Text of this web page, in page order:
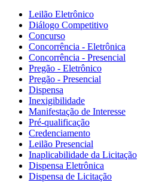
Leilão Eletrônico
Diálogo Competitivo
Concurso
Concorrência - Eletrônica
Concorrência - Presencial
Pregão - Eletrônico
Pregão - Presencial
Dispensa
Inexigibilidade
Manifestação de Interesse
Pré-qualificação
Credenciamento
Leilão Presencial
Inaplicabilidade da Licitação
Dispensa Eletrônica
Dispensa de Licitação